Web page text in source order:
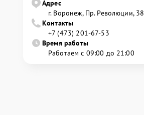
Адрес
г. Воронеж, Пр. Революции, 38
Контакты
+7 (473) 201-67-53
Время работы
Работаем с 09:00 до 21:00